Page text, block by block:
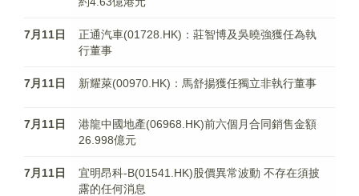
7月11日
正通汽車(01728.HK)：莊智博及吳曉強獲任為執
行董事
7月11日 新耀萊(00970.HK)：馬舒揚獲任獨立非執行董事
7月11日
港龍中國地產(06968.HK)前六個月合同銷售金額
26.998億元
7月11日
宜明昂科-B(01541.HK)股價異常波動 不存在須披
露的任何消息